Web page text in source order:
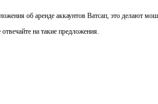
об аренде аккаунтов Ватсап, это делают
на такие предложения.